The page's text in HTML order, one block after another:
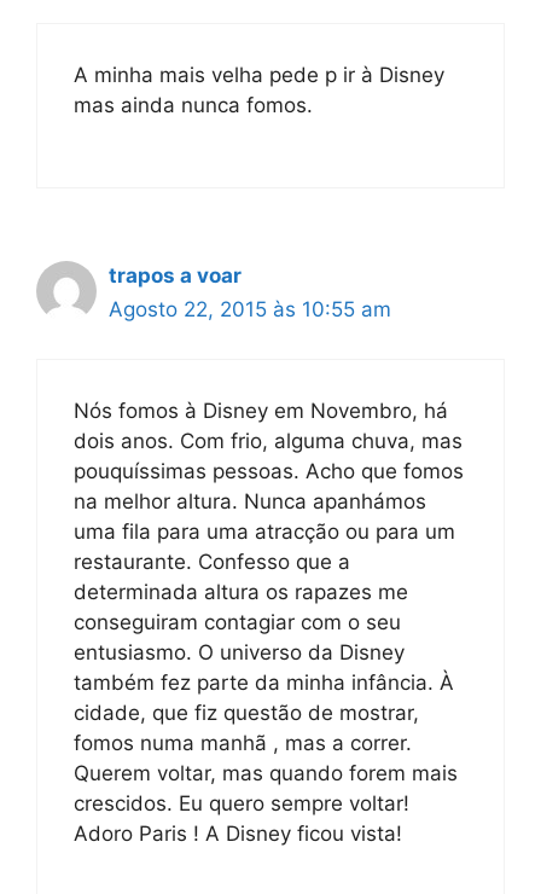
A minha mais velha pede p ir à Disney
mas ainda nunca fomos.
trapos a voar
Agosto 22, 2015 às 10:55 am
Nós fomos à Disney em Novembro, há
dois anos. Com frio, alguma chuva, mas
pouquíssimas pessoas. Acho que fomos
na melhor altura. Nunca apanhámos
uma fila para uma atracção ou para um
restaurante. Confesso que a
determinada altura os rapazes me
conseguiram contagiar com o seu
entusiasmo. O universo da Disney
também fez parte da minha infância. À
cidade, que fiz questão de mostrar,
fomos numa manhã , mas a correr.
Querem voltar, mas quando forem mais
crescidos. Eu quero sempre voltar!
Adoro Paris ! A Disney ficou vista!